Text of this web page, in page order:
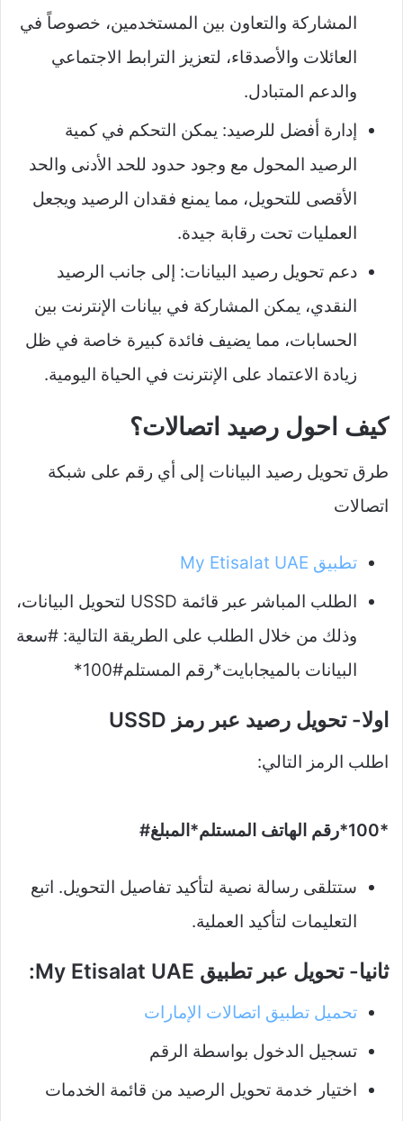
المشاركة والتعاون بين المستخدمين، خصوصاً في
العائلات والأصدقاء، لتعزيز الترابط الاجتماعي
والدعم المتبادل.
إدارة أفضل للرصيد: يمكن التحكم في كمية
الرصيد المحول مع وجود حدود للحد الأدنى والحد
الأقصى للتحويل، مما يمنع فقدان الرصيد ويجعل
العمليات تحت رقابة جيدة.
دعم تحويل رصيد البيانات: إلى جانب الرصيد
النقدي، يمكن المشاركة في بيانات الإنترنت بين
الحسابات، مما يضيف فائدة كبيرة خاصة في ظل
زيادة الاعتماد على الإنترنت في الحياة اليومية.
كيف احول رصيد اتصالات؟
طرق تحويل رصيد البيانات إلى أي رقم على شبكة
اتصالات
تطبيق My Etisalat UAE
الطلب المباشر عبر قائمة USSD لتحويل البيانات،
وذلك من خلال الطلب على الطريقة التالية: #سعة
البيانات بالميجابايت*رقم المستلم#100*
اولا- تحويل رصيد عبر رمز USSD
اطلب الرمز التالي:​
*100*رقم الهاتف المستلم*المبلغ#
ستتلقى رسالة نصية لتأكيد تفاصيل التحويل. اتبع
التعليمات لتأكيد العملية.​
ثانيا- تحويل عبر تطبيق My Etisalat UAE:
تحميل تطبيق اتصالات الإمارات
تسجيل الدخول بواسطة الرقم
اختيار خدمة تحويل الرصيد من قائمة الخدمات